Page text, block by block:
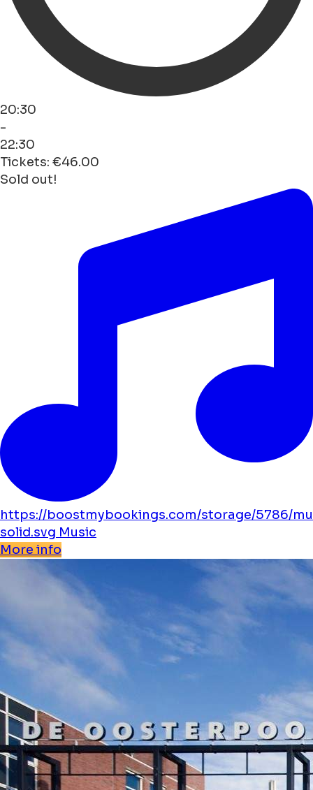
20:30
-
22:30
Tickets: €46.00
Sold out!
https://boostmybookings.com/storage/5786/
solid.svg Music
More info